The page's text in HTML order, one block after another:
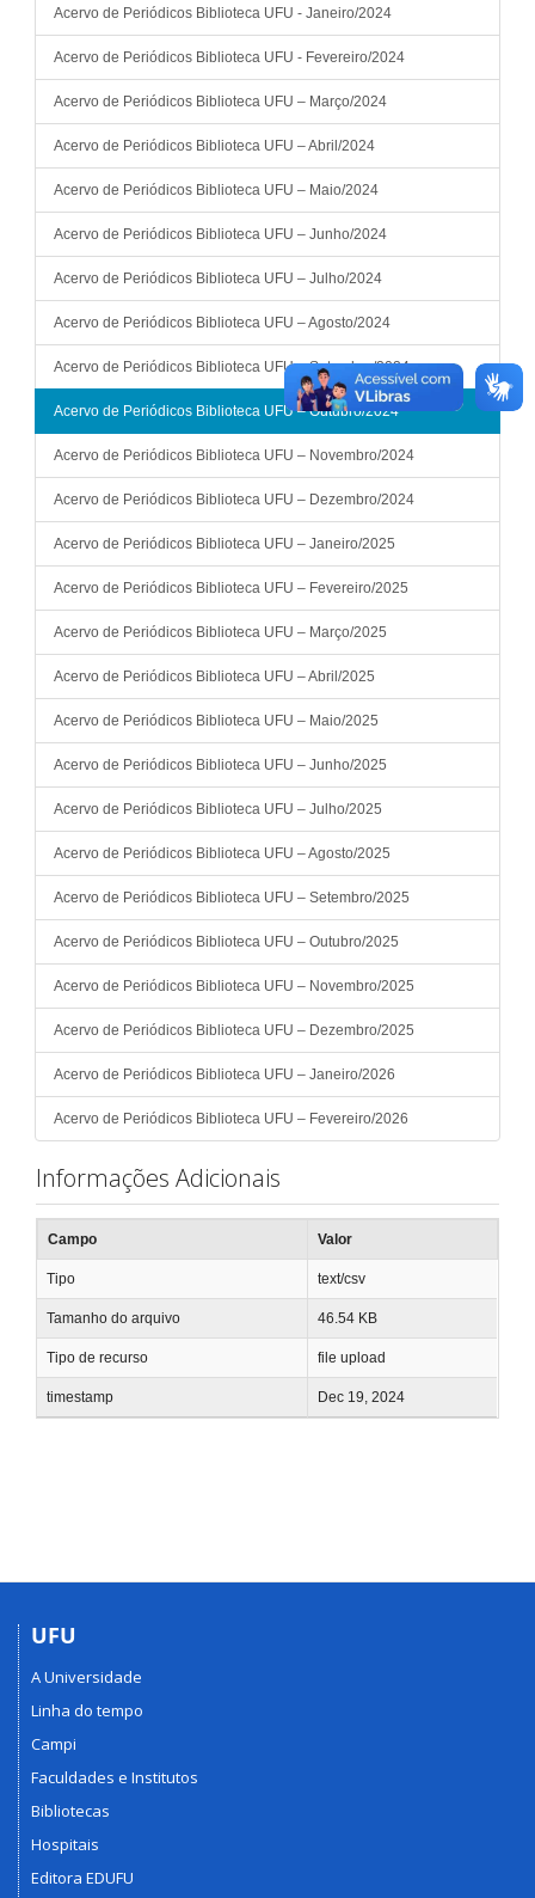
Acervo de Periódicos Biblioteca UFU - Janeiro/2024
Acervo de Periódicos Biblioteca UFU - Fevereiro/2024
Acervo de Periódicos Biblioteca UFU – Março/2024
Acervo de Periódicos Biblioteca UFU – Abril/2024
Acervo de Periódicos Biblioteca UFU – Maio/2024
Acervo de Periódicos Biblioteca UFU – Junho/2024
Acervo de Periódicos Biblioteca UFU – Julho/2024
Acervo de Periódicos Biblioteca UFU – Agosto/2024
Acervo de Periódicos Biblioteca UFU – Setembro/2024
Acervo de Periódicos Biblioteca UFU – Outubro/2024
Acervo de Periódicos Biblioteca UFU – Novembro/2024
Acervo de Periódicos Biblioteca UFU – Dezembro/2024
Acervo de Periódicos Biblioteca UFU – Janeiro/2025
Acervo de Periódicos Biblioteca UFU – Fevereiro/2025
Acervo de Periódicos Biblioteca UFU – Março/2025
Acervo de Periódicos Biblioteca UFU – Abril/2025
Acervo de Periódicos Biblioteca UFU – Maio/2025
Acervo de Periódicos Biblioteca UFU – Junho/2025
Acervo de Periódicos Biblioteca UFU – Julho/2025
Acervo de Periódicos Biblioteca UFU – Agosto/2025
Acervo de Periódicos Biblioteca UFU – Setembro/2025
Acervo de Periódicos Biblioteca UFU – Outubro/2025
Acervo de Periódicos Biblioteca UFU – Novembro/2025
Acervo de Periódicos Biblioteca UFU – Dezembro/2025
Acervo de Periódicos Biblioteca UFU – Janeiro/2026
Acervo de Periódicos Biblioteca UFU – Fevereiro/2026
Informações Adicionais
Campo Valor
Tipo text/csv
Tamanho do arquivo 46.54 KB
Tipo de recurso file upload
timestamp Dec 19, 2024
UFU
A Universidade
Linha do tempo
Campi
Faculdades e Institutos
Bibliotecas
Hospitais
Editora EDUFU